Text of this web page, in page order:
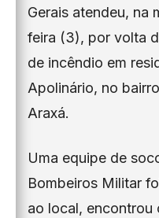
Gerais atendeu, na
feira (3), por volta
de incêndio em
Apolinário, no
Araxá.
Uma equipe de
Bombeiros Militar
ao local, encontrou